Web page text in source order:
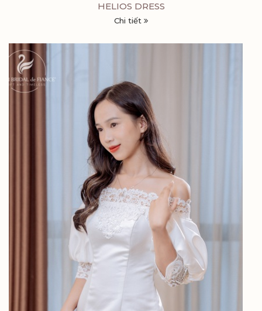
HELIOS DRESS
Chi tiết